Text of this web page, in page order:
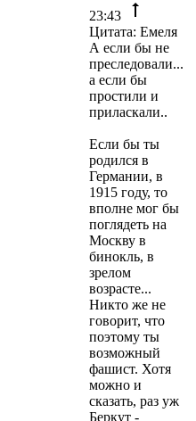
23:43
Цитата: Емеля
А если бы не
преследовали...
а если бы
простили и
приласкали..
Если бы ты
родился в
Германии, в
1915 году, то
вполне мог бы
поглядеть на
Москву в
бинокль, в
зрелом
возрасте...
Никто же не
говорит, что
поэтому ты
возможный
фашист. Хотя
можно и
сказать, раз уж
Беркут -